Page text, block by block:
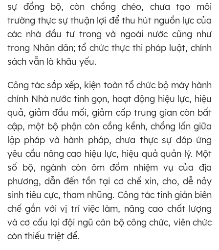
sự đồng bộ, còn chồng chéo, chưa tạo môi
trường thực sự thuận lợi để thu hút nguồn lực của
các nhà đầu tư trong và ngoài nước cũng như
trong Nhân dân; tổ chức thực thi pháp luật, chính
sách vẫn là khâu yếu.
Công tác sắp xếp, kiện toàn tổ chức bộ máy hành
chính Nhà nước tinh gọn, hoạt động hiệu lực, hiệu
quả, giảm đầu mối, giảm cấp trung gian còn bất
cập, một bộ phận còn cồng kềnh, chồng lấn giữa
lập pháp và hành pháp, chưa thực sự đáp ứng
yêu cầu nâng cao hiệu lực, hiệu quả quản lý. Một
số bộ, ngành còn ôm đồm nhiệm vụ của địa
phương, dẫn đến tồn tại cơ chế xin, cho, dễ nảy
sinh tiêu cực, tham nhũng. Công tác tinh giản biên
chế gắn với vị trí việc làm, nâng cao chất lượng
và cơ cấu lại đội ngũ cán bộ công chức, viên chức
còn thiếu triệt để.